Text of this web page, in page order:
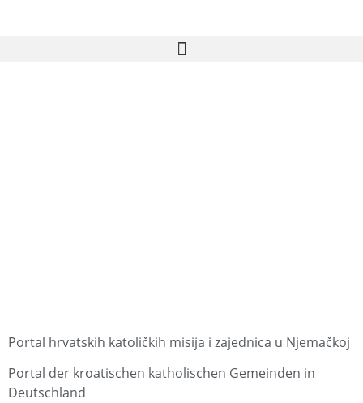
Portal hrvatskih katoličkih misija i zajednica u Njemačkoj
Portal der kroatischen katholischen Gemeinden in
Deutschland